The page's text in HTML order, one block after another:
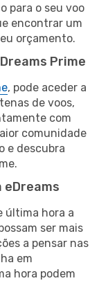
para o seu voo
encontrar um
orçamento.
Prime
, pode aceder a
de voos,
com
comunidade
e descubra
eDreams
última hora a
ser mais
a pensar nas
em
hora podem